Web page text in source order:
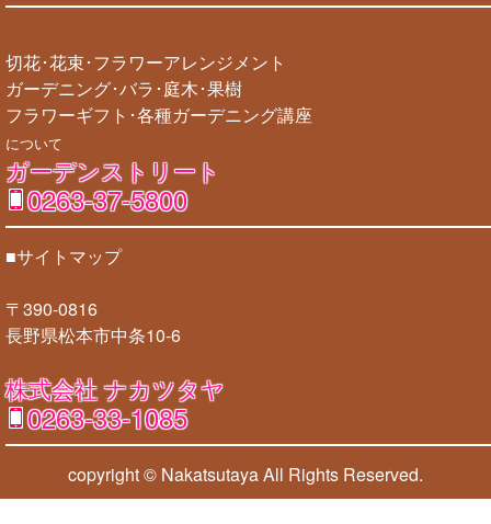
切花･花束･フラワーアレンジメント
ガーデニング･バラ･庭木･果樹
フラワーギフト･各種ガーデニング講座
について
ガーデンストリート
0263-37-5800
■サイトマップ
〒390-0816
長野県松本市中条10-6
株式会社 ナカツタヤ
0263-33-1085
copyright © NakatsutayaAll Rights Reserved.